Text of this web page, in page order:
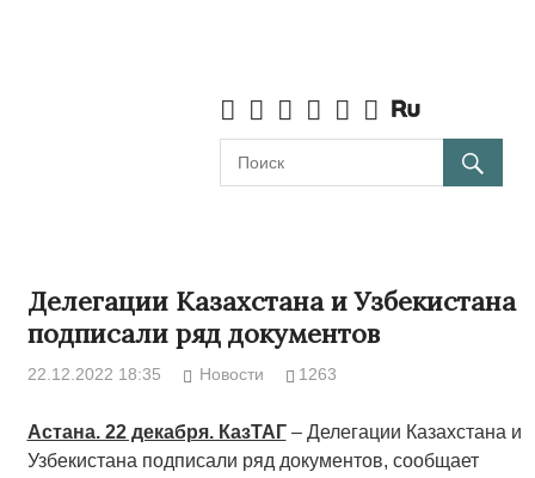
Делегации Казахстана и Узбекистана
подписали ряд документов
22.12.2022 18:35 Новости 1263
Астана. 22 декабря. КазТАГ– Делегации Казахстана и
Узбекистана подписали ряд документов, сообщает